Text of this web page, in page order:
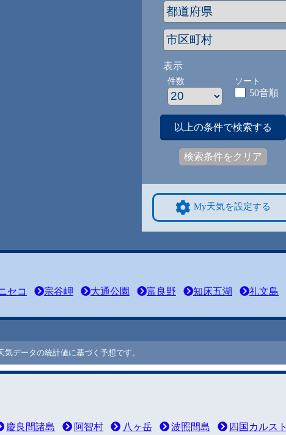
表示
件数 ソート
50音順
以上の条件で検索する
検索条件をクリア
My天気を設定する
セコ 宗谷岬 大通公園 富良野 知床五湖 礼文島
データの統計値に基づく予想です。
慶良間諸島 阿智村 八ヶ岳 波照間島 四国カルスト